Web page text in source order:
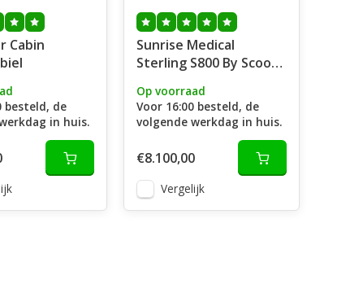
Cabin
besteld, de
in huis.
Sunrise Medical
Sterling S800 By Scoozy
Op voorraad
Voor 16:00 besteld, de
volgende werkdag in huis.
€8.100,00
Vergelijk